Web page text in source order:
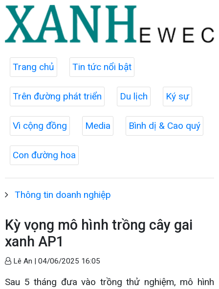
Trang chủ Tin tức nổi bật
Trên đường phát triển Du lịch Ký sự
Vì cộng đồng Media Bình dị & Cao quý
Con đường hoa
Thông tin doanh nghiệp
Kỳ vọng mô hình trồng cây gai
xanh AP1
Lê An | 04/06/2025 16:05
Sau 5 tháng đưa vào trồng thử nghiệm, mô hình